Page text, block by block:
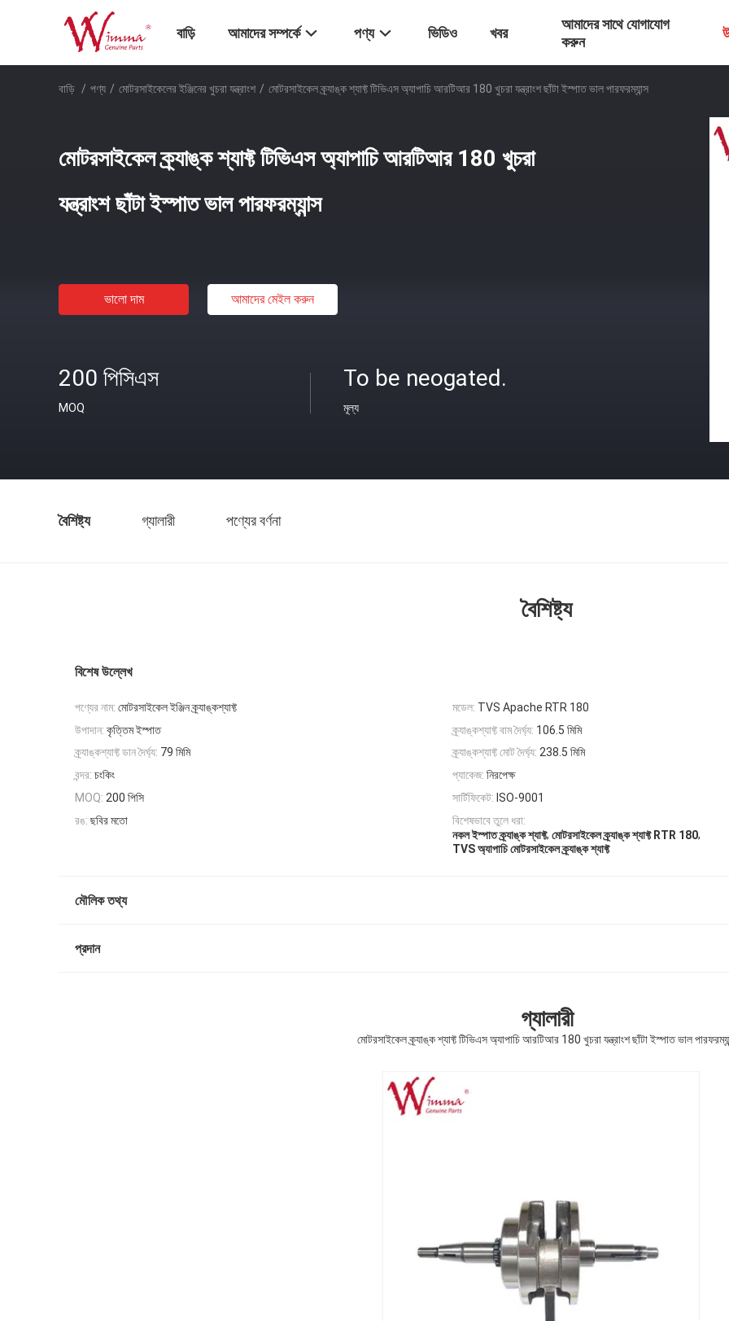
বাড়ি আমাদের সম্পর্কে পণ্য ভিডিও খবর
আমাদের সাথে যোগাযোগ
করুন
বাড়ি / পণ্য / মোটরসাইকেলের ইঞ্জিনের খুচরা যন্ত্রাংশ / মোটরসাইকেল ক্র্যাঙ্ক শ্যাফ্ট টিভিএস অ্যাপাচি আরটিআর 180 খুচরা যন্ত্রাংশ ছাঁটা ইস্পাত ভাল পারফরম্যান্স
মোটরসাইকেল ক্র্যাঙ্ক শ্যাফ্ট টিভিএস অ্যাপাচি আরটিআর 180 খুচরা
যন্ত্রাংশ ছাঁটা ইস্পাত ভাল পারফরম্যান্স
ভালো দাম আমাদের মেইল ​​করুন
200 পিসিএস
MOQ
To be neogated.
মূল্য
বৈশিষ্ট্য গ্যালারী পণ্যের বর্ণনা
বৈশিষ্ট্য
বিশেষ উল্লেখ
পণ্যের নাম: মোটরসাইকেল ইঞ্জিন ক্র্যাঙ্কশ্যাফ্ট মডেল: TVS Apache RTR 180
উপাদান: কৃত্তিম ইস্পাত ক্র্যাঙ্কশ্যাফ্ট বাম দৈর্ঘ্য: 106.5 মিমি
ক্র্যাঙ্কশ্যাফ্ট ডান দৈর্ঘ্য: 79 মিমি ক্র্যাঙ্কশ্যাফ্ট মোট দৈর্ঘ্য: 238.5 মিমি
বন্দর: চংকিং প্যাকেজ: নিরপেক্ষ
MOQ: 200 পিসি সার্টিফিকেট: ISO-9001
রঙ: ছবির মতো
বিশেষভাবে তুলে ধরা:
নকল ইস্পাত ক্র্যাঙ্ক শ্যাফ্ট, মোটরসাইকেল ক্র্যাঙ্ক শ্যাফ্ট RTR 180,
TVS অ্যাপাচি মোটরসাইকেল ক্র্যাঙ্ক শ্যাফ্ট
মৌলিক তথ্য
প্রদান
গ্যালারী
মোটরসাইকেল ক্র্যাঙ্ক শ্যাফ্ট টিভিএস অ্যাপাচি আরটিআর 180 খুচরা যন্ত্রাংশ ছাঁটা ইস্পাত ভাল